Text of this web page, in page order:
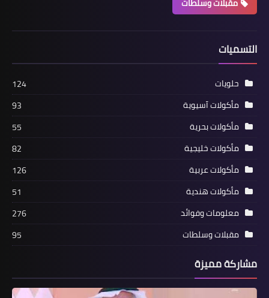
التسميات
حلويات
124
مأكولات آسيوية
93
مأكولات بحرية
55
مأكولات خليجية
82
مأكولات عربية
126
مأكولات هندية
51
معلومات وفوائد
276
مقبلات وسلطات
95
مشاركة مميزة